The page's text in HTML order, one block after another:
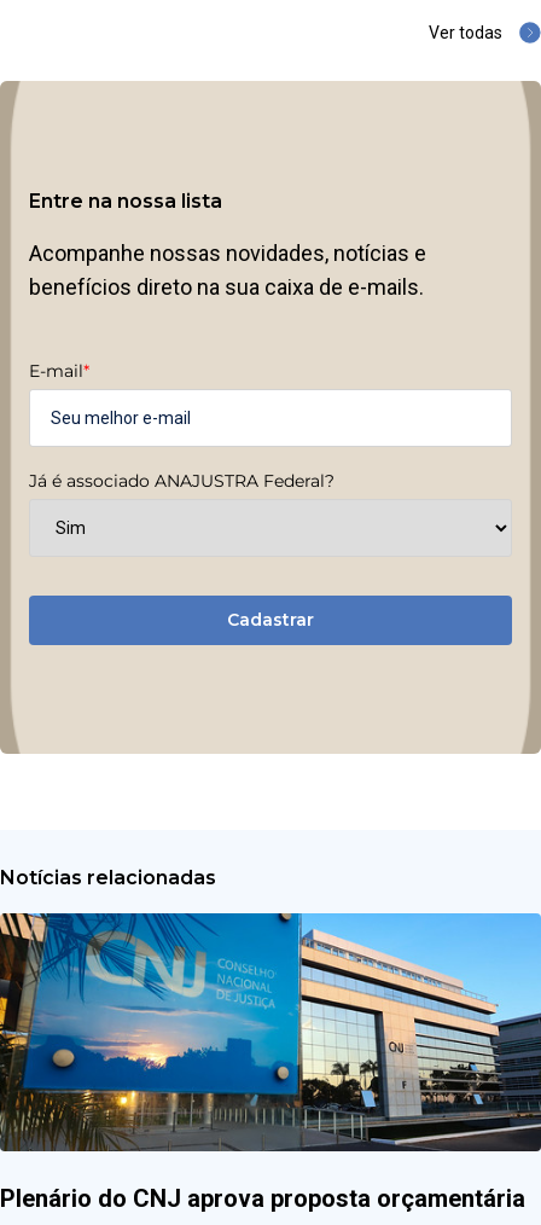
Ver todas
Entre na nossa lista
Acompanhe nossas novidades, notícias e
benefícios direto na sua caixa de e-mails.
E-mail*
Já é associado ANAJUSTRA Federal?
Cadastrar
Notícias relacionadas
Plenário do CNJ aprova proposta orçamentária